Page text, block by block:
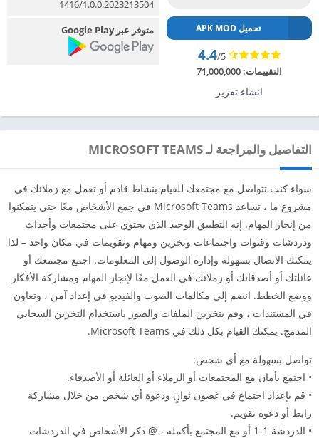
تحميل APK MOD
4.4/5
التقييمات: 71,000,000
انشاء تقرير
1416/1.0.0.2023213504
متوفر عبر Google Play
التفاصيل والمراجعة لـ MICROSOFT TEAMS
سواء كنت تتواصل مع مجتمعك للقيام بنشاط قادم أو تعمل مع زملائك في
مشروع ما ، تساعد Microsoft Teams في جمع الأشخاص معًا حتى يتمكنوا
من إنجاز المهام. إنه التطبيق الوحيد الذي يحتوي على مجتمعات وأحداث
ودردشات وقنوات واجتماعات وتخزين ومهام وتقويمات في مكان واحد – لذا
يمكنك الاتصال بسهولة وإدارة الوصول إلى المعلومات. اجمع مجتمعك أو
عائلتك أو أصدقائك أو زملائك في العمل معًا لإنجاز المهام ومشاركة الأفكار
ووضع الخطط. انضم إلى مكالمات الصوت والفيديو في إعداد آمن ، وتعاون
في المستندات ، وقم بتخزين الملفات والصور باستخدام التخزين السحابي
المدمج. يمكنك القيام بكل ذلك في Microsoft Teams.
تواصل بسهولة مع أي شخص:
• اجتمع بأمان مع المجتمعات أو الزملاء أو العائلة أو الأصدقاء.
• قم بإعداد اجتماع في غضون ثوانٍ ودعوة أي شخص من خلال مشاركة
رابط أو دعوة تقويم.
• الدردشة 1-1 أو مع المجتمع بأكمله ، @ ذكر الأشخاص في الدردشات